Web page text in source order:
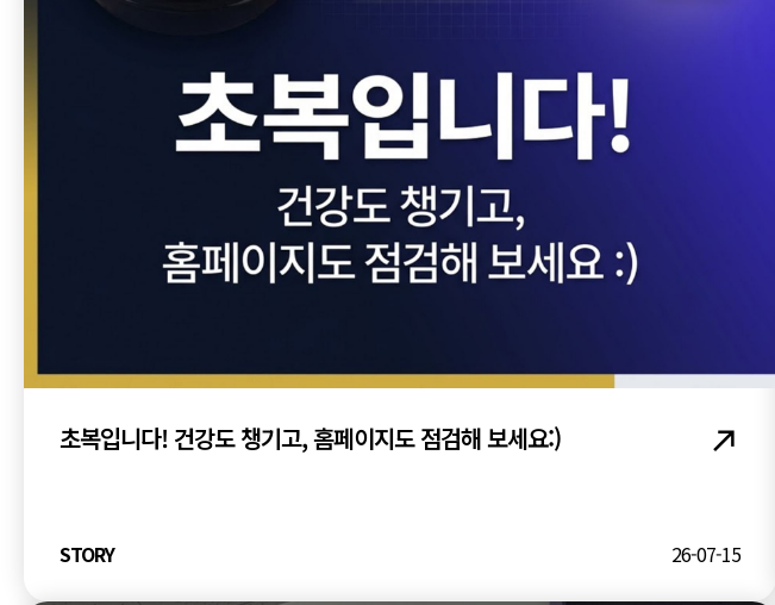
초복입니다! 건강도 챙기고, 홈페이지도 점검해 보세요:)
STORY 26-07-15